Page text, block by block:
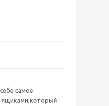
самое
ящиками,который